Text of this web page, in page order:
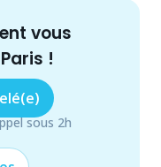
vous
Paris !
sous 2h